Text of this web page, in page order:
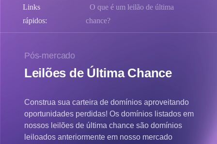
Recursos
Suporte
Español
文
Français
Русский
Links
rápidos:
O que é um leilão de última
chance?
Pós-mercado
Leilões de Última Chance
Construa sua carteira de domínios aproveitando
oportunidades perdidas! Os domínios listados em
nossos leilões de última chance são domínios
leiloados anteriormente em nosso mercado